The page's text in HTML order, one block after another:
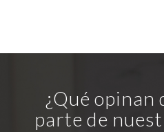
¿Qué opinan
parte de